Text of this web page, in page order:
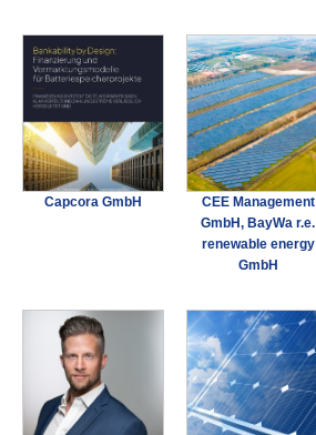
Capcora GmbH
CEE Management
GmbH, BayWa r.e.
renewable energy
GmbH